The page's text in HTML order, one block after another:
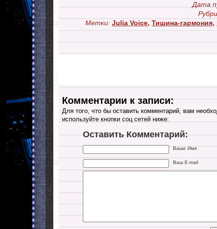
Дата
Метки: Julia Voice, Тишина-гармония,
Комментарии к записи:
Для того, что бы оставить комментарий, вам
используйте кнопки соц сетей ниже:
Оставить Комментарий:
Ваше Имя
Ваш E-mail